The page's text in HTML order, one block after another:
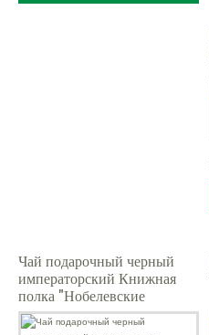
Чай подарочный черный
императорский Книжная
полка "Нобелевские
лауреаты"